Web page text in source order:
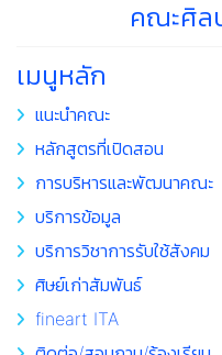
คณะศิล
เมนูหลัก
แนะนำคณะ
หลักสูตรที่เปิดสอน
การบริหารและพัฒนาคณะ
บริการข้อมูล
บริการวิชาการรับใช้สังคม
ศิษย์เก่าสัมพันธ์
fineart ITA